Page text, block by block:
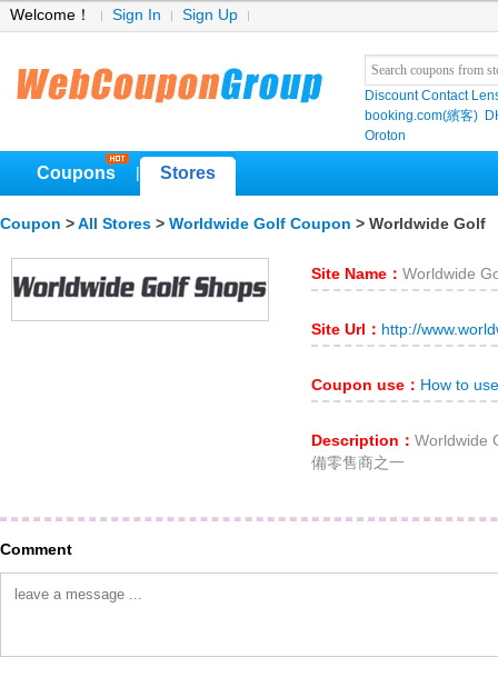
Welcome！ Sign In Sign Up
Discount Contact
booking.com(繽客)
Oroton
Coupons Stores
Coupon > All Stores > Worldwide Golf Coupon > Worldwide Golf
Site Name： Worldwide
Site Url： http://
Coupon use： How to
Description： Worldwide
備零售商之一
Comment